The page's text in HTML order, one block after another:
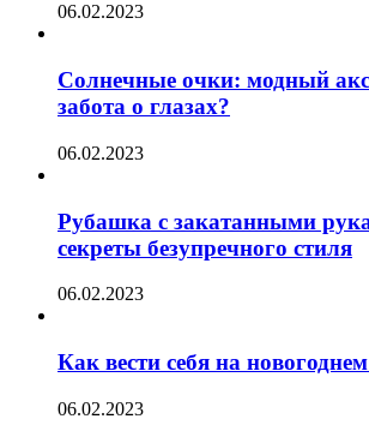
06.02.2023
Солнечные очки: модный
забота о глазах?
06.02.2023
Рубашка с закатанными
секреты безупречного стиля
06.02.2023
Как вести себя на
06.02.2023